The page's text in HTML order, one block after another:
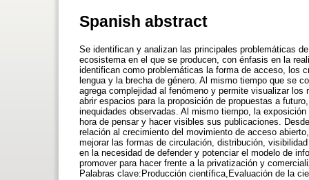
Spanish abstract
Se identifican y analizan las principales problemáticas
ecosistema en el que se producen, con énfasis en la
identifican como problemáticas la forma de acceso, los
lengua y la brecha de género. Al mismo tiempo que se
agrega complejidad al fenómeno y permite visualizar
abrir espacios para la proposición de propuestas a
inequidades observadas. Al mismo tiempo, la
hora de pensar y hacer visibles sus publicaciones.
relación al crecimiento del movimiento de acceso
mejorar las formas de circulación, distribución,
en la necesidad de defender y potenciar el modelo de
promover para hacer frente a la privatización y
Palabras clave:Producción científica,Evaluación de la